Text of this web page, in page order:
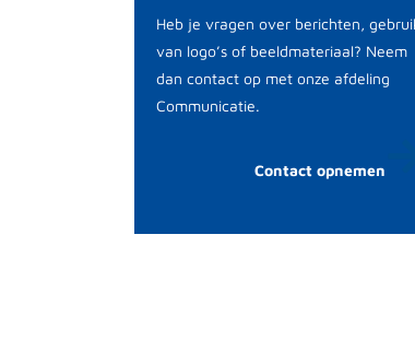
Heb je vragen over berichten,
van logo’s of beeldmateriaal? Neem
dan contact op met onze afdeling
Communicatie.
Contact opnemen